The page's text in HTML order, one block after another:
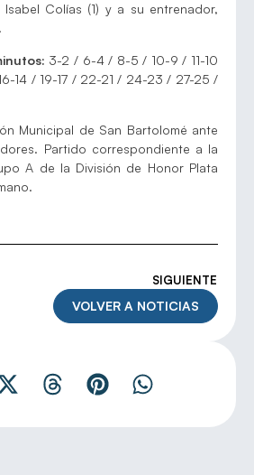
Isabel Colías (1) y a su entrenador,
3-2 / 6-4 / 8-5 / 10-9 / 11-10
14 / 19-17 / 22-21 / 24-23 / 27-25 /
Municipal de San Bartolomé ante
Partido correspondiente a la
A de la División de Honor Plata
SIGUIENTE
VOLVER A NOTICIAS